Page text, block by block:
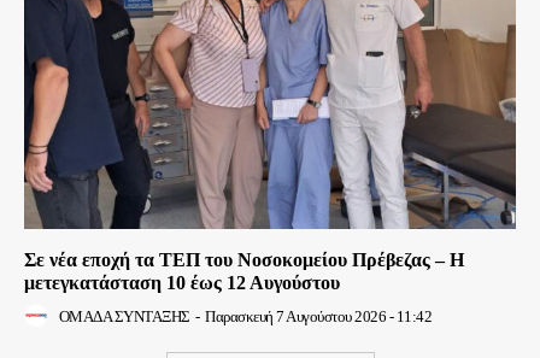
Σε νέα εποχή τα ΤΕΠ του Νοσοκομείου Πρέβεζας – Η
μετεγκατάσταση 10 έως 12 Αυγούστου
ΟΜΑΔΑ ΣΥΝΤΑΞΗΣ - Παρασκευή 7 Αυγούστου 2026 - 11:42